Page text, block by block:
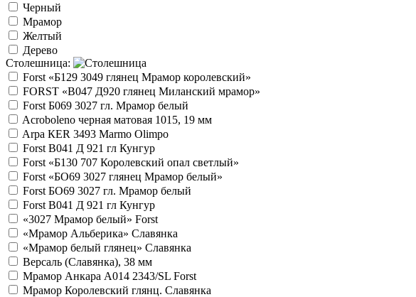
Черный
Мрамор
Желтый
Дерево
Столешница:
Forst «Б129 3049 глянец Мрамор королевский»
FORST «В047 Д920 глянец Миланский мрамор»
Forst Б069 3027 гл. Мрамор белый
Acroboleno черная матовая 1015, 19 мм
Arpa КER 3493 Marmo Olimpo
Forst B041 Д 921 гл Кунгур
Forst «Б130 707 Королевский опал светлый»
Forst «БО69 3027 глянец Мрамор белый»
Forst БО69 3027 гл. Мрамор белый
Forst В041 Д 921 гл Кунгур
«3027 Мрамор белый» Forst
«Мрамор Альберика» Славянка
«Мрамор белый глянец» Славянка
Версаль (Славянка), 38 мм
Мрамор Анкара А014 2343/SL Forst
Мрамор Королевский глянц. Славянка